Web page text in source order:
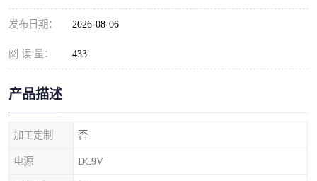
发布日期： 2026-08-06
阅 读 量： 433
产品描述
加工定制 否
电源 DC9V